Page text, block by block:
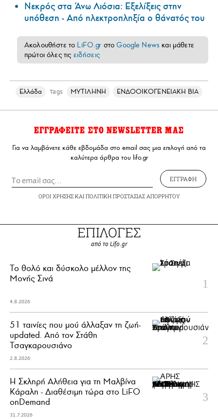
Νεκρός στα Άνω Λιόσια: Εξελίξεις στην
υπόθεση - Από ηλεκτροπληξία ο θάνατός του
Ακολουθήστε το LiFO.gr στοGoogle News και μάθετε
πρώτοι όλες τις ειδήσεις
Ελλάδα Tags ΜΥΤΙΛΗΝΗ ΕΝΔΟΟΙΚΟΓΕΝΕΙΑΚΗ ΒΙΑ
ΕΓΓΡΑΦΕΙΤΕ ΣΤΟ NEWSLETTER ΜΑΣ
Για να λαμβάνετε κάθε εβδομάδα στο email σας μια επιλογή από τα
καλύτερα άρθρα του lifo.gr
ΕΓΓΡΑΦΗ
ΟΡΟΙ ΧΡΗΣΗΣΚΑΙ ΠΟΛΙΤΙΚΗ ΠΡΟΣΤΑΣΙΑΣ ΑΠΟΡΡΗΤΟΥ
ΕΠΙΛΟΓΕΣ
από το Lifo.gr
Το θολό και δύσκολο μέλλον της
Μονής Σινά
4.8.2026
51 ταινίες που μού άλλαξαν τη ζωή-
updated. Aπό τον Στάθη
Τσαγκαρουσιάνο
2.8.2026
Η Σκληρή Αλήθεια για τη Μαλβίνα
Κάραλη - Διαθέσιμη τώρα στo LiFO
onDemand
31.7.2026